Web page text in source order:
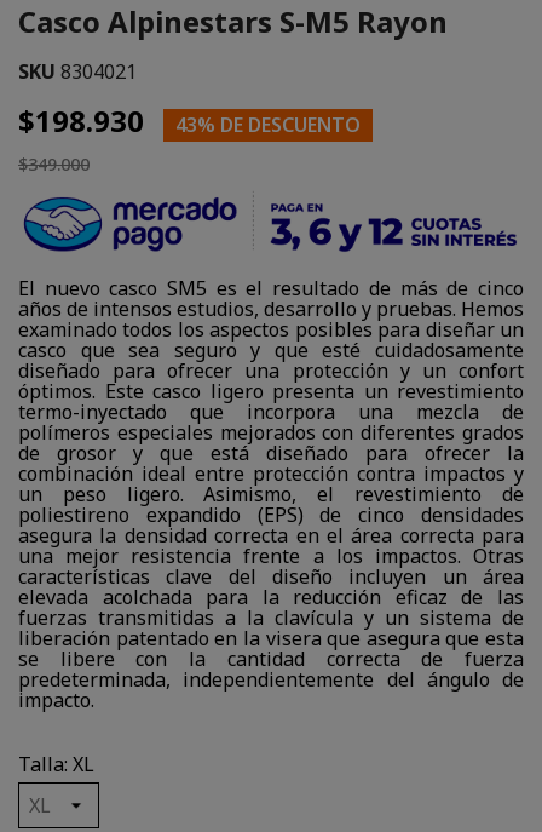
Casco Alpinestars S-M5 Rayon
SKU 8304021
$198.930 43% DE DESCUENTO
$349.000
El nuevo casco SM5 es el resultado de más de cinco
años de intensos estudios, desarrollo y pruebas. Hemos
examinado todos los aspectos posibles para diseñar un
casco que sea seguro y que esté cuidadosamente
diseñado para ofrecer una protección y un confort
óptimos. Este casco ligero presenta un revestimiento
termo-inyectado que incorpora una mezcla de
polímeros especiales mejorados con diferentes grados
de grosor y que está diseñado para ofrecer la
combinación ideal entre protección contra impactos y
un peso ligero. Asimismo, el revestimiento de
poliestireno expandido (EPS) de cinco densidades
asegura la densidad correcta en el área correcta para
una mejor resistencia frente a los impactos. Otras
características clave del diseño incluyen un área
elevada acolchada para la reducción eficaz de las
fuerzas transmitidas a la clavícula y un sistema de
liberación patentado en la visera que asegura que esta
se libere con la cantidad correcta de fuerza
predeterminada, independientemente del ángulo de
impacto.
Talla: XL